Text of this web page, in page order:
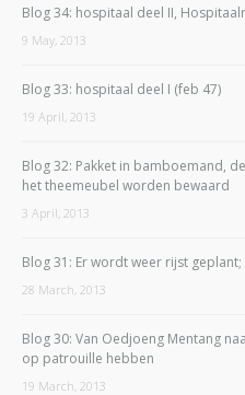
Blog 34: hospitaal deel II,
9 May, 2013
Blog 33: hospitaal deel I (feb 47)
19 April, 2013
Blog 32: Pakket in bamboemand,
het theemeubel worden bewaard
3 April, 2013
Blog 31: Er wordt weer rijst
28 March, 2013
Blog 30: Van Oedjoeng Mentang
op patrouille hebben
19 March, 2013